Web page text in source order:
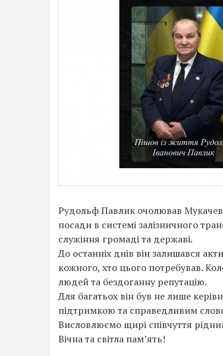
Рудольф Павлик очолював
посади в системі залізничного
служіння громаді та державі.
До останніх днів він залишався
кожного, хто цього потребував.
людей та бездоганну репутацію.
Для багатьох він був не лише
підтримкою та справедливим
Висловлюємо щирі співчуття
Вічна та світла памʼять!